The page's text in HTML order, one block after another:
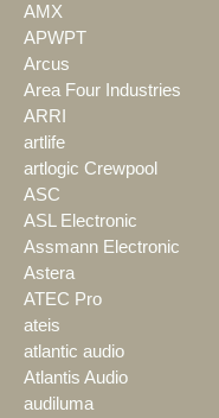
AMX
APWPT
Arcus
Area Four Industries
ARRI
artlife
artlogic Crewpool
ASC
ASL Electronic
Assmann Electronic
Astera
ATEC Pro
ateis
atlantic audio
Atlantis Audio
audiluma